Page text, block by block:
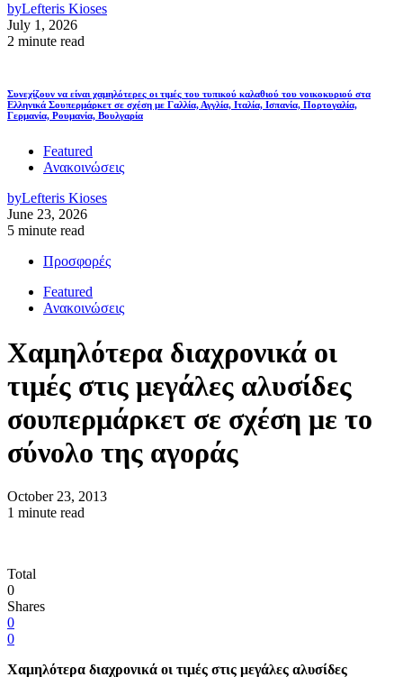
byLefteris Kioses
July 1, 2026
2 minute read
Συνεχίζουν να είναι χαμηλότερες οι τιμές του τυπικού καλαθιού του νοικοκυριού στα
Ελληνικά Σουπερμάρκετ σε σχέση με Γαλλία, Αγγλία, Ιταλία, Ισπανία, Πορτογαλία,
Γερμανία, Ρουμανία, Βουλγαρία
Featured
Ανακοινώσεις
byLefteris Kioses
June 23, 2026
5 minute read
Προσφορές
Featured
Ανακοινώσεις
Χαμηλότερα διαχρονικά οι
τιμές στις μεγάλες αλυσίδες
σουπερμάρκετ σε σχέση με το
σύνολο της αγοράς
October 23, 2013
1 minute read
Total
0
Shares
0
0
Χαμηλότερα διαχρονικά οι τιμές στις μεγάλες αλυσίδες